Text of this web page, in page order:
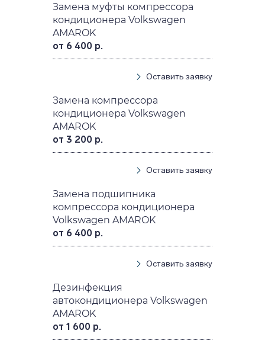
Замена муфты компрессора
кондиционера Volkswagen
AMAROK
от 6 400 р.
Оставить заявку
Замена компрессора
кондиционера Volkswagen
AMAROK
от 3 200 р.
Оставить заявку
Замена подшипника
компрессора кондиционера
Volkswagen AMAROK
от 6 400 р.
Оставить заявку
Дезинфекция
автокондиционера Volkswagen
AMAROK
от 1 600 р.